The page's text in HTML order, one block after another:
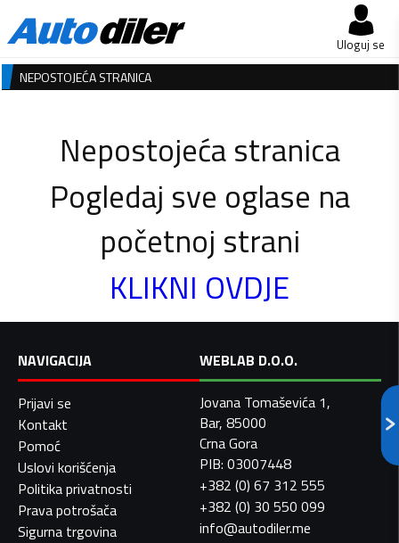
Uloguj se
NEPOSTOJEĆA STRANICA
Nepostojeća stranica
Pogledaj sve oglase na
početnoj strani
KLIKNI OVDJE
NAVIGACIJA
Prijavi se
Kontakt
Pomoć
Uslovi korišćenja
Politika privatnosti
Prava potrošača
Sigurna trgovina
WEBLAB D.O.O.
Jovana Tomaševića 1,
Bar, 85000
Crna Gora
PIB: 03007448
+382 (0) 67 312 555
+382 (0) 30 550 099
info@autodiler.me